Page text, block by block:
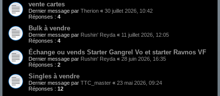
vente cartes
Dernier message par Therion « 30 juillet 2026, 10:42
Réponses : 4
Bulk à vendre
Dernier message par Rushin' Reyda « 11 juillet 2026, 12:05
Réponses : 4
Échange ou vends Starter Gangrel Vo et starter Ravnos VF
Dernier message par Rushin' Reyda « 28 juin 2026, 16:35
Réponses : 2
Singles à vendre
Dernier message par TTC_master « 23 mai 2026, 09:24
Réponses : 12